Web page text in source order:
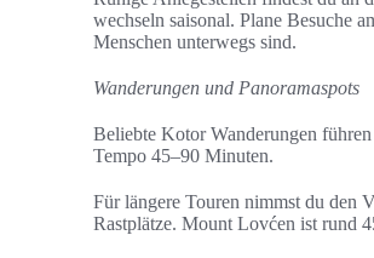
wechseln saisonal. Plane Besuche
Menschen unterwegs sind.
Wanderungen und Panoramaspots
Beliebte Kotor Wanderungen
Tempo 45–90 Minuten.
Für längere Touren nimmst du den
Rastplätze. Mount Lovćen ist rund